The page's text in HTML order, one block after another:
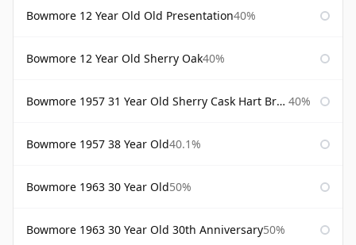
Bowmore 12 Year Old Old Presentation40%
Bowmore 12 Year Old Sherry Oak40%
Bowmore 1957 31 Year Old Sherry Cask Hart Brothers 40%
Bowmore 1957 38 Year Old40.1%
Bowmore 1963 30 Year Old50%
Bowmore 1963 30 Year Old 30th Anniversary50%